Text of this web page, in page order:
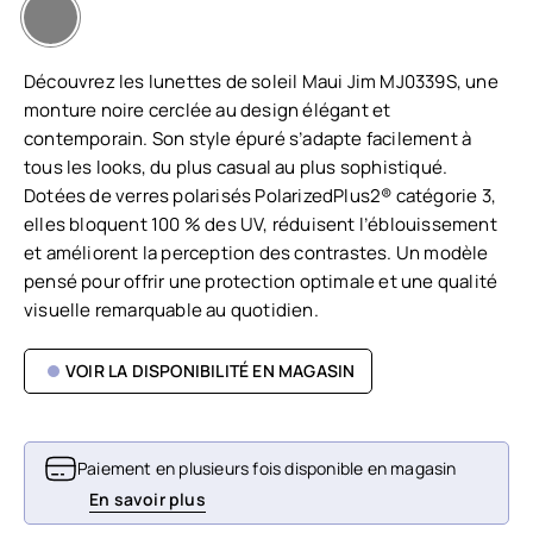
Découvrez les lunettes de soleil Maui Jim MJ0339S, une
monture noire cerclée au design élégant et
contemporain. Son style épuré s’adapte facilement à
tous les looks, du plus casual au plus sophistiqué.
Dotées de verres polarisés PolarizedPlus2® catégorie 3,
elles bloquent 100 % des UV, réduisent l’éblouissement
et améliorent la perception des contrastes. Un modèle
pensé pour offrir une protection optimale et une qualité
visuelle remarquable au quotidien.
VOIR LA DISPONIBILITÉ EN MAGASIN
Paiement en plusieurs fois disponible en magasin
En savoir plus